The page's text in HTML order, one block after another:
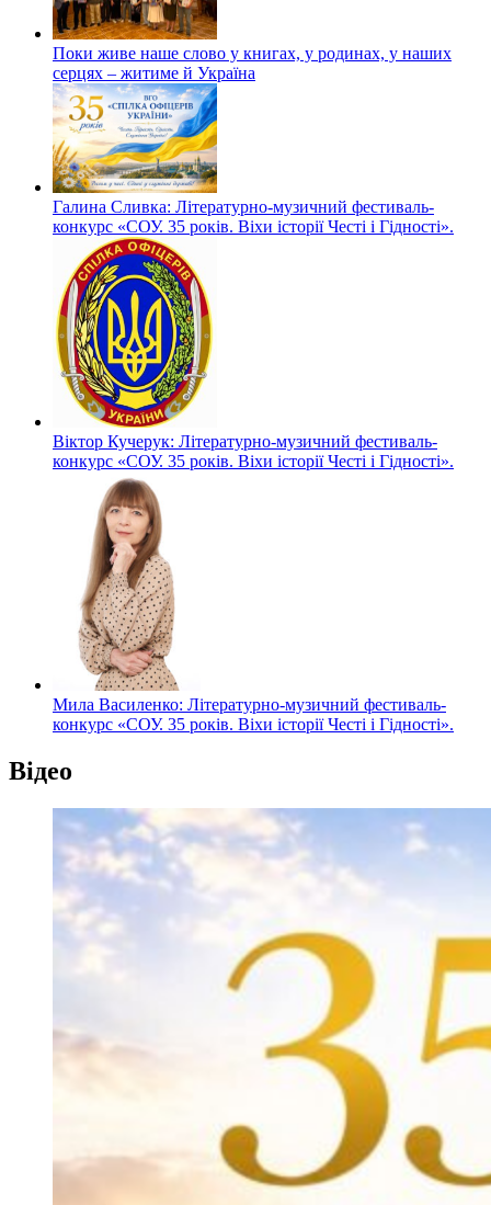
Поки живе наше слово у книгах, у родинах, у наших
серцях – житиме й Україна
Галина Сливка: Літературно-музичний фестиваль-
конкурс «СОУ. 35 років. Віхи історії Честі і Гідності».
Віктор Кучерук: Літературно-музичний фестиваль-
конкурс «СОУ. 35 років. Віхи історії Честі і Гідності».
Мила Василенко: Літературно-музичний фестиваль-
конкурс «СОУ. 35 років. Віхи історії Честі і Гідності».
Відео